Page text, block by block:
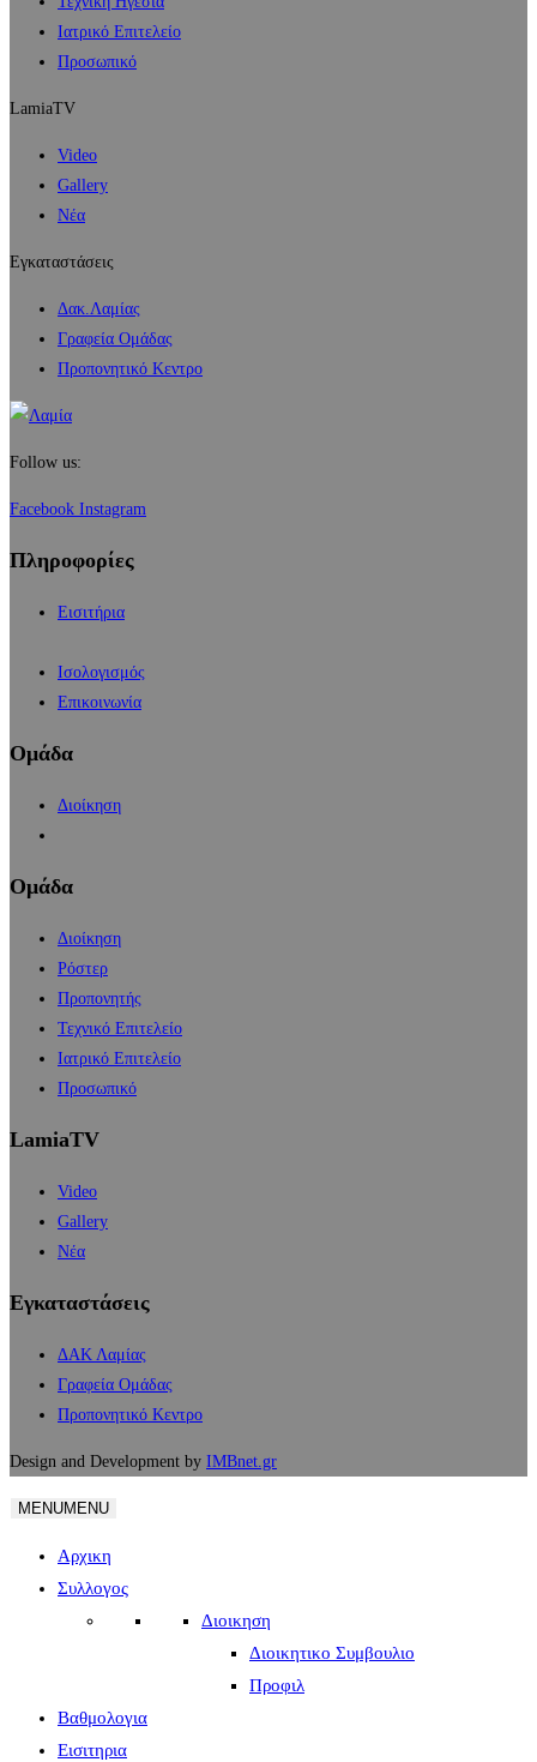
Ιατρικό Επιτελείο
Προσωπικό
LamiaTV
Video
Gallery
Νέα
Εγκαταστάσεις
Δακ.Λαμίας
Γραφεία Ομάδας
Προπονητικό Κεντρο
Follow us:
Facebook Instagram
Πληροφορίες
Εισιτήρια
Ισολογισμός
Επικοινωνία
Ομάδα
Διοίκηση
Ομάδα
Διοίκηση
Ρόστερ
Προπονητής
Τεχνικό Επιτελείο
Ιατρικό Επιτελείο
Προσωπικό
LamiaTV
Video
Gallery
Νέα
Εγκαταστάσεις
ΔΑΚ Λαμίας
Γραφεία Ομάδας
Προπονητικό Κεντρο
Design and Development by IMBnet.gr
MENUMENU
Αρχικη
Συλλογος
Διοικηση
Διοικητικο Συμβουλιο
Προφιλ
Βαθμολογια
Εισιτηρια